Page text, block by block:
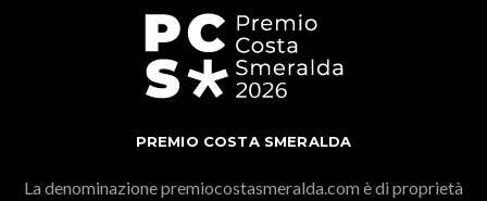
PREMIO COSTA SMERALDA
La denominazione premiocostasmeralda.com è di proprietà